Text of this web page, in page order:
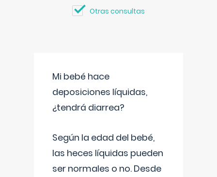
Otras consultas
Mi bebé hace
deposiciones líquidas,
¿tendrá diarrea?
Según la edad del bebé,
las heces líquidas pueden
ser normales o no. Desde